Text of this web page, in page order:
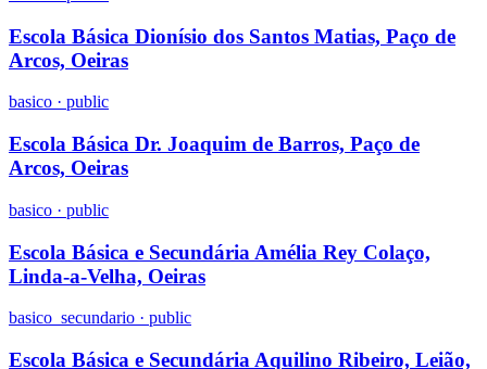
Escola Básica Dionísio dos Santos Matias, Paço de
Arcos, Oeiras
basico · public
Escola Básica Dr. Joaquim de Barros, Paço de
Arcos, Oeiras
basico · public
Escola Básica e Secundária Amélia Rey Colaço,
Linda-a-Velha, Oeiras
basico_secundario · public
Escola Básica e Secundária Aquilino Ribeiro, Leião,